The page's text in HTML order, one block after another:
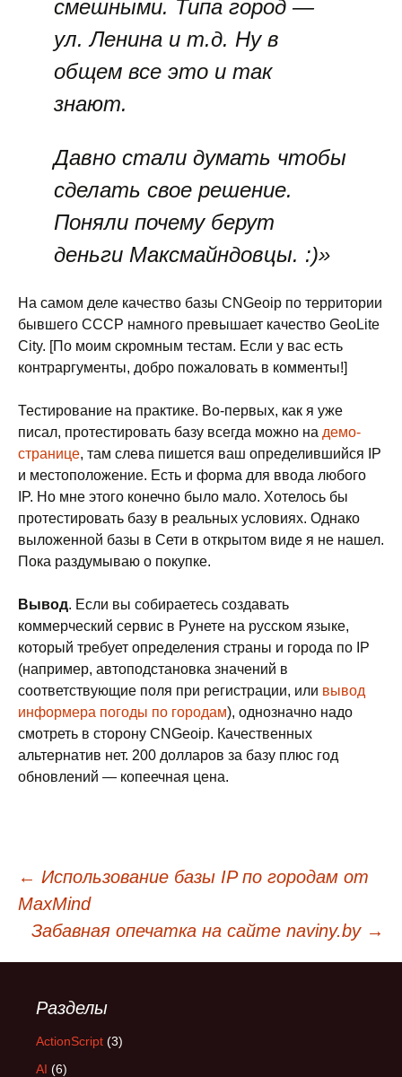
смешными. Типа город —
ул. Ленина и т.д. Ну в
общем все это и так
знают.
Давно стали думать чтобы
сделать свое решение.
Поняли почему берут
деньги Максмайндовцы. :)»
На самом деле качество базы CNGeoip по территории
бывшего СССР намного превышает качество GeoLite
City. [По моим скромным тестам. Если у вас есть
контраргументы, добро пожаловать в комменты!]
Тестирование на практике. Во-первых, как я уже
писал, протестировать базу всегда можно на демо-
странице, там слева пишется ваш определившийся IP
и местоположение. Есть и форма для ввода любого
IP. Но мне этого конечно было мало. Хотелось бы
протестировать базу в реальных условиях. Однако
выложенной базы в Сети в открытом виде я не нашел.
Пока раздумываю о покупке.
Вывод. Если вы собираетесь создавать
коммерческий сервис в Рунете на русском языке,
который требует определения страны и города по IP
(например, автоподстановка значений в
соответствующие поля при регистрации, или вывод
информера погоды по городам), однозначно надо
смотреть в сторону CNGeoip. Качественных
альтернатив нет. 200 долларов за базу плюс год
обновлений — копеечная цена.
Навигация
по
записям
← Использование базы IP по городам от
MaxMind
Забавная опечатка на сайте naviny.by →
Разделы
ActionScript (3)
AI (6)